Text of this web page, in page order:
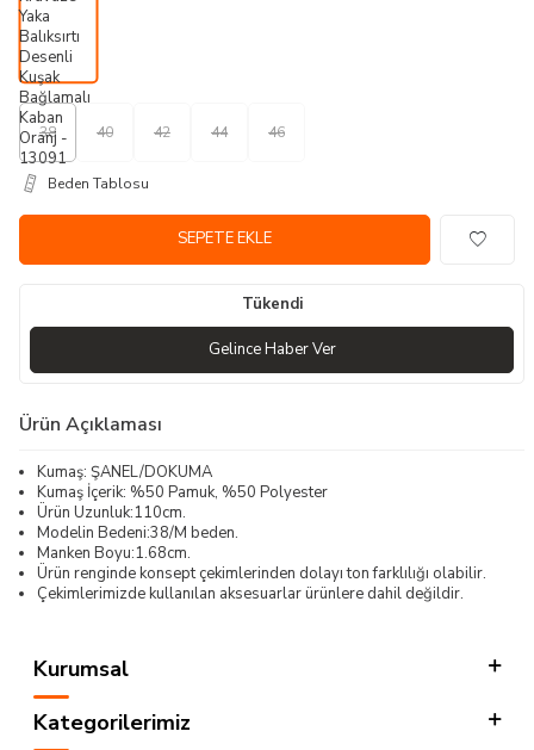
38 40 42 44 46
Beden Tablosu
SEPETE EKLE
Tükendi
Gelince Haber Ver
Ürün Açıklaması
Kumaş: ŞANEL/DOKUMA
Kumaş İçerik: %50 Pamuk, %50 Polyester
Ürün Uzunluk:110cm.
Modelin Bedeni:38/M beden.
Manken Boyu:1.68cm.
Ürün renginde konsept çekimlerinden dolayı ton farklılığı olabilir.
Çekimlerimizde kullanılan aksesuarlar ürünlere dahil değildir.
Kurumsal
Kategorilerimiz